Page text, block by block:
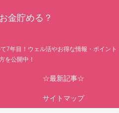
金貯める？
7年目！ウェル活やお得な情報・ポイント
を公開中！
☆最新記事☆
サイトマップ